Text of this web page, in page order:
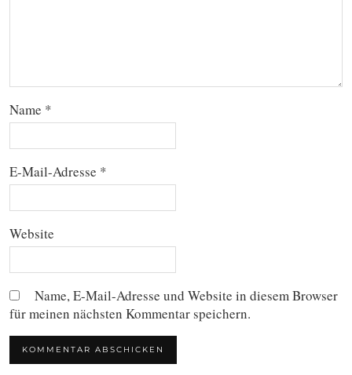
Name *
E-Mail-Adresse *
Website
Name, E-Mail-Adresse und Website in diesem Browser
für meinen nächsten Kommentar speichern.